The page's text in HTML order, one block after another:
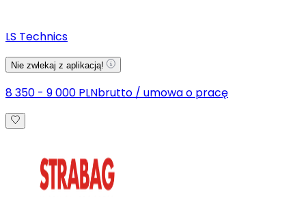
LS Technics
Nie zwlekaj z aplikacją!
8 350 - 9 000 PLNbrutto / umowa o pracę